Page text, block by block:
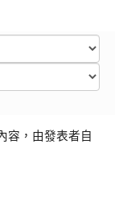
容，由發表者自